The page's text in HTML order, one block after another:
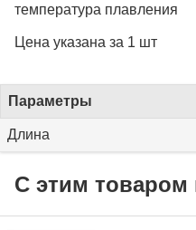
температура плавления
Цена указана за 1 шт
Параметры
Длина
С этим товаром